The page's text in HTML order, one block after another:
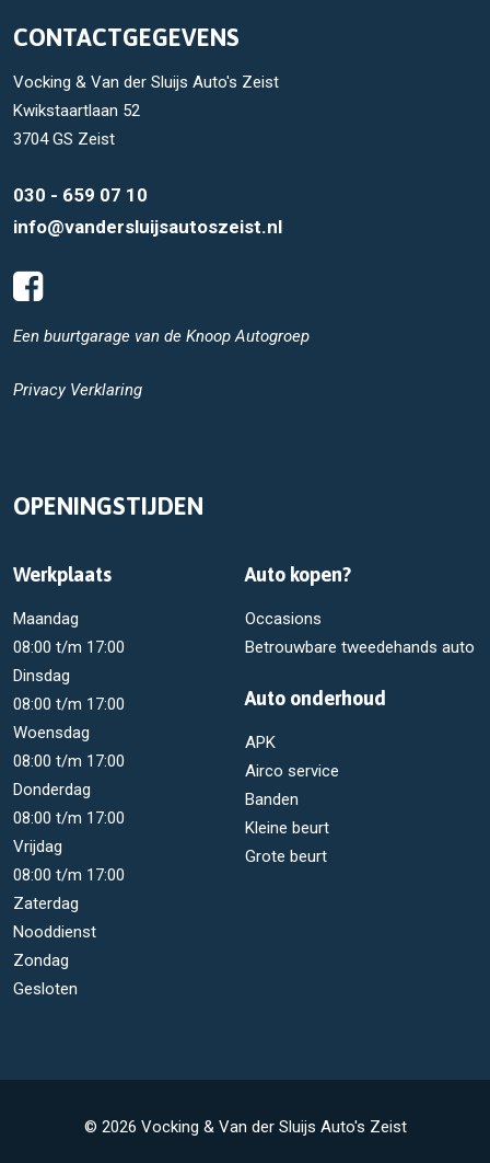
CONTACTGEGEVENS
Vocking & Van der Sluijs Auto's Zeist
Kwikstaartlaan 52
3704 GS Zeist
030 - 659 07 10
info@vandersluijsautoszeist.nl
Een buurtgarage van de Knoop Autogroep
Privacy Verklaring
OPENINGSTIJDEN
Werkplaats
Maandag
08:00 t/m 17:00
Dinsdag
08:00 t/m 17:00
Woensdag
08:00 t/m 17:00
Donderdag
08:00 t/m 17:00
Vrijdag
08:00 t/m 17:00
Zaterdag
Nooddienst
Zondag
Gesloten
Auto kopen?
Occasions
Betrouwbare tweedehands auto
Auto onderhoud
APK
Airco service
Banden
Kleine beurt
Grote beurt
© 2026 Vocking & Van der Sluijs Auto's Zeist